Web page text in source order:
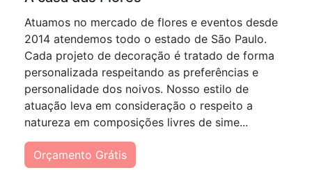
Atuamos no mercado de flores e eventos desde
2014 atendemos todo o estado de São Paulo.
Cada projeto de decoração é tratado de forma
personalizada respeitando as preferências e
personalidade dos noivos. Nosso estilo de
atuação leva em consideração o respeito a
natureza em composições livres de sime...
Orçamento Grátis